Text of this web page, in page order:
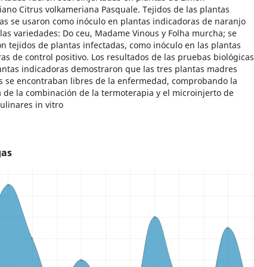
Citrus volkameriana Pasquale. Tejidos de las plantas
se usaron como inóculo en plantas indicadoras de naranjo
variedades: Do ceu, Madame Vinous y Folha murcha; se
tejidos de plantas infectadas, como inóculo en las plantas
de control positivo. Los resultados de las pruebas biológicas
indicadoras demostraron que las tres plantas madres
se encontraban libres de la enfermedad, comprobando la
de la combinación de la termoterapia y el microinjerto de
in vitro